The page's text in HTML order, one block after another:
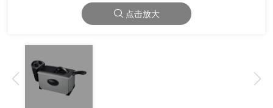
点击放大